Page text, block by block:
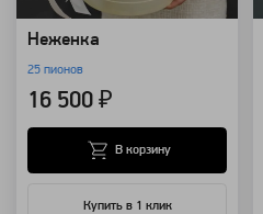
Неженка
25 пионов
16 500 ₽
Купить в 1 клик
В корзину